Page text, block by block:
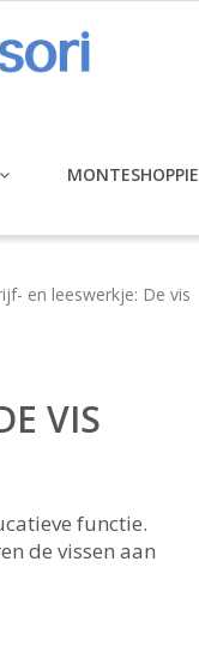
MONTESHOPPIE
en leeswerkje: De vis
VIS
functie.
de vissen aan